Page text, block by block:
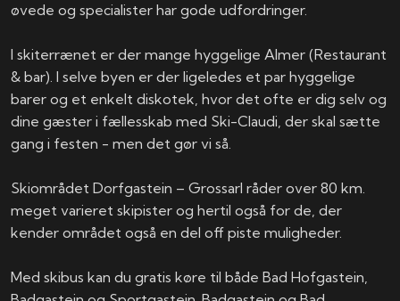
øvede og specialister har gode udfordringer.
I skiterrænet er der mange hyggelige Almer (Restaurant
& bar). I selve byen er der ligeledes et par hyggelige
barer og et enkelt diskotek, hvor det ofte er dig selv og
dine gæster i fællesskab med Ski-Claudi, der skal sætte
gang i festen - men det gør vi så.
Skiområdet Dorfgastein – Grossarl råder over 80 km.
meget varieret skipister og hertil også for de, der
kender området også en del off piste muligheder.
Med skibus kan du gratis køre til både Bad Hofgastein,